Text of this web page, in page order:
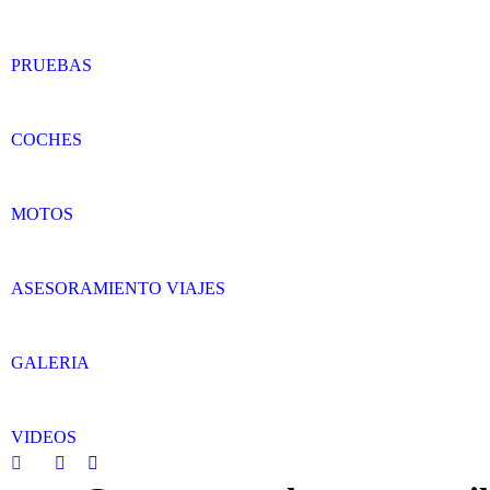
PRUEBAS
COCHES
MOTOS
ASESORAMIENTO VIAJES
GALERIA
VIDEOS
Search:
Facebook
Twitter